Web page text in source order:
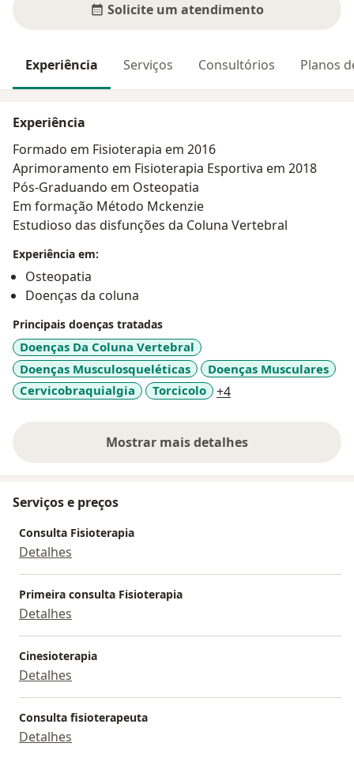
Solicite um atendimento
Experiência Serviços Consultórios Planos
Experiência
Formado em Fisioterapia em 2016
Aprimoramento em Fisioterapia Esportiva em 2018
Pós-Graduando em Osteopatia
Em formação Método Mckenzie
Estudioso das disfunções da Coluna Vertebral
Experiência em:
Osteopatia
Doenças da coluna
Principais doenças tratadas
Doenças Da Coluna Vertebral
Doenças Musculosqueléticas
Doenças Musculares
Cervicobraquialgia
Torcicolo +4
Mostrar mais detalhes
sobre a experiência
Serviços e preços
Consulta Fisioterapia
Detalhes
Primeira consulta Fisioterapia
Detalhes
Cinesioterapia
Detalhes
Consulta fisioterapeuta
Detalhes